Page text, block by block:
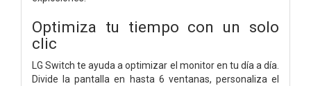
Optimiza tu tiempo con un solo
clic
LG Switch te ayuda a optimizar el monitor en tu día a día.
Divide la pantalla en hasta 6 ventanas, personaliza el